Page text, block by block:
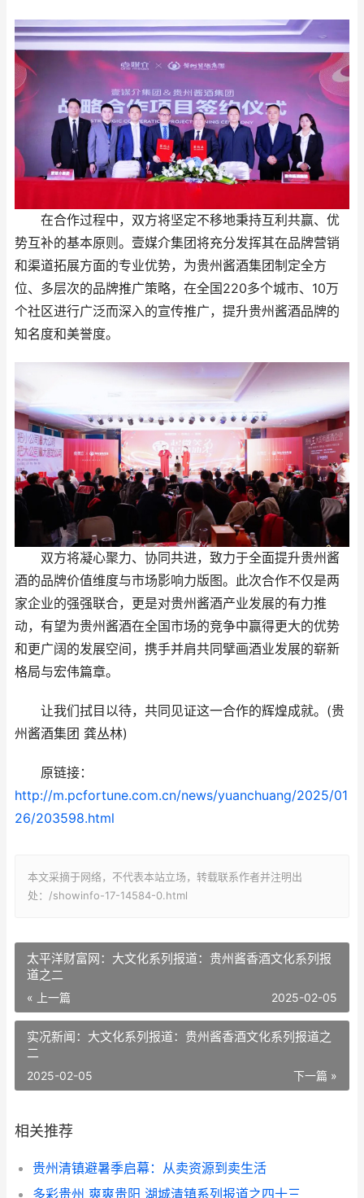
在合作过程中，双方将坚定不移地秉持互利共赢、优
势互补的基本原则。壹媒介集团将充分发挥其在品牌营销
和渠道拓展方面的专业优势，为贵州酱酒集团制定全方
位、多层次的品牌推广策略，在全国220多个城市、10万
个社区进行广泛而深入的宣传推广，提升贵州酱酒品牌的
知名度和美誉度。
双方将凝心聚力、协同共进，致力于全面提升贵州酱
酒的品牌价值维度与市场影响力版图。此次合作不仅是两
家企业的强强联合，更是对贵州酱酒产业发展的有力推
动，有望为贵州酱酒在全国市场的竞争中赢得更大的优势
和更广阔的发展空间，携手并肩共同擘画酒业发展的崭新
格局与宏伟篇章。
让我们拭目以待，共同见证这一合作的辉煌成就。(贵
州酱酒集团 龚丛林)
原链接：
http://m.pcfortune.com.cn/news/yuanchuang/2025/01
26/203598.html
本文采摘于网络，不代表本站立场，转载联系作者并注明出
处：/showinfo-17-14584-0.html
太平洋财富网：大文化系列报道：贵州酱香酒文化系列报
道之二
« 上一篇 2025-02-05
实况新闻：大文化系列报道：贵州酱香酒文化系列报道之
二
下一篇 »
2025-02-05
相关推荐
贵州清镇避暑季启幕：从卖资源到卖生活
多彩贵州 爽爽贵阳 湖城清镇系列报道之四十三